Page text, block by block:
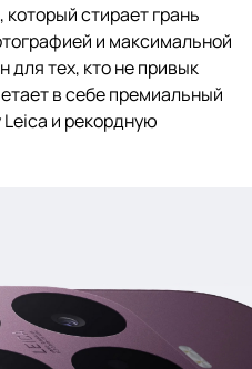
стирает грань
и максимальной
для тех, кто не привык
в себе премиальный
и рекордную